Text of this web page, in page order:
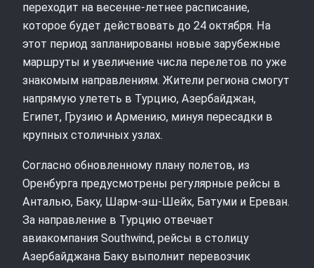
переходит на весенне-летнее расписание,
которое будет действовать до 24 октября. На
этот период запланированы новые зарубежные
маршруты и увеличение числа перелетов по уже
знакомым направлениям. Жители региона смогут
напрямую улететь в Турцию, Азербайджан,
Египет, Грузию и Армению, минуя пересадки в
крупных столичных узлах.
Согласно обновленному плану полетов, из
Оренбурга предусмотрены регулярные рейсы в
Анталью, Баку, Шарм-эш-Шейх, Батуми и Ереван.
За направление в Турцию отвечает
авиакомпания Southwind, рейсы в столицу
Азербайджана Баку выполнит перевозчик